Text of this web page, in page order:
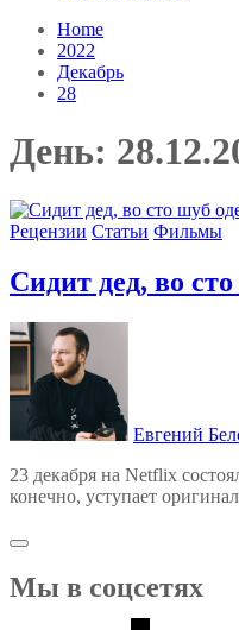
Home
2022
Декабрь
28
День:
Рецензии Статьи Фильмы
Сидит дед, во
Евгений
23 декабря на Netflix
конечно, уступает
Мы в соцсетях